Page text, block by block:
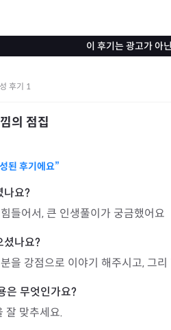
이 후기는 광고가 아닌
후기 1
의 점집
된 후기에요”
들어서, 큰 인생풀이가 궁금했어요
을 강점으로 이야기 해주시고, 그
잘 맞추세요.